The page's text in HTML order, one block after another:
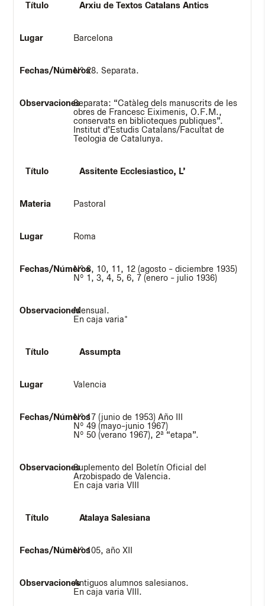
Arxiu de Textos Catalans Antics
Barcelona
Nº 28. Separata.
Separata: “Catàleg dels manuscrits de les
obres de Francesc Eiximenis, O.F.M.,
conservats en biblioteques publiques”.
Institut d’Estudis Catalans/Facultat de
Teologia de Catalunya.
Assitente Ecclesiastico, L’
Pastoral
Roma
Nº 8, 10, 11, 12 (agosto - diciembre 1935)
Nº 1, 3, 4, 5, 6, 7 (enero - julio 1936)
Mensual.
En caja varia*
Assumpta
Valencia
Nº 17 (junio de 1953) Año III
Nº 49 (mayo-junio 1967)
Nº 50 (verano 1967), 2ª “etapa”.
Suplemento del Boletín Oficial del
Arzobispado de Valencia.
En caja varia VIII
Atalaya Salesiana
Nº 105, año XII
Antiguos alumnos salesianos.
En caja varia VIII.